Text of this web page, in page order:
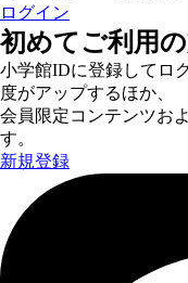
ログイン
初めてご利用
小学館IDに登録してロ
度がアップするほか、
会員限定コンテンツお
す。
新規登録